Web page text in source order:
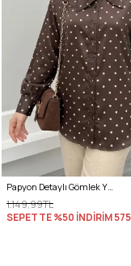
1.149,99TL
SEPETTE %50 İNDİRİM